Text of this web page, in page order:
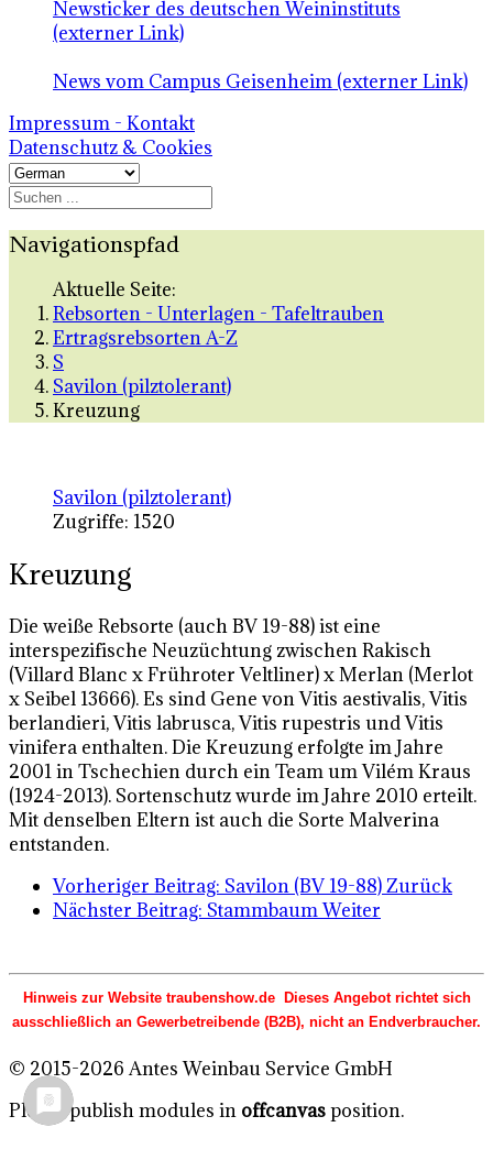
Newsticker des deutschen Weininstituts
(externer Link)
News vom Campus Geisenheim (externer Link)
Impressum - Kontakt
Datenschutz & Cookies
Navigationspfad
Aktuelle Seite:
Rebsorten - Unterlagen - Tafeltrauben
Ertragsrebsorten A-Z
S
Savilon (pilztolerant)
Kreuzung
Savilon (pilztolerant)
Zugriffe: 1520
Kreuzung
Die weiße Rebsorte (auch BV 19-88) ist eine
interspezifische Neuzüchtung zwischen Rakisch
(Villard Blanc x Frühroter Veltliner) x Merlan (Merlot
x Seibel 13666). Es sind Gene von Vitis aestivalis, Vitis
berlandieri, Vitis labrusca, Vitis rupestris und Vitis
vinifera enthalten. Die Kreuzung erfolgte im Jahre
2001 in Tschechien durch ein Team um Vilém Kraus
(1924-2013). Sortenschutz wurde im Jahre 2010 erteilt.
Mit denselben Eltern ist auch die Sorte Malverina
entstanden.
Vorheriger Beitrag: Savilon (BV 19-88)Zurück
Nächster Beitrag: StammbaumWeiter
Hinweis zur Website traubenshow.de Dieses Angebot richtet sich
ausschließlich an Gewerbetreibende (B2B), nicht an Endverbraucher.
© 2015-2026 Antes Weinbau Service GmbH
Please publish modules in offcanvasposition.